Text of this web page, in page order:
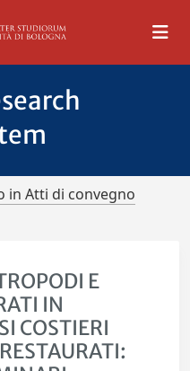
in Atti di convegno
E
IN
COSTIERI